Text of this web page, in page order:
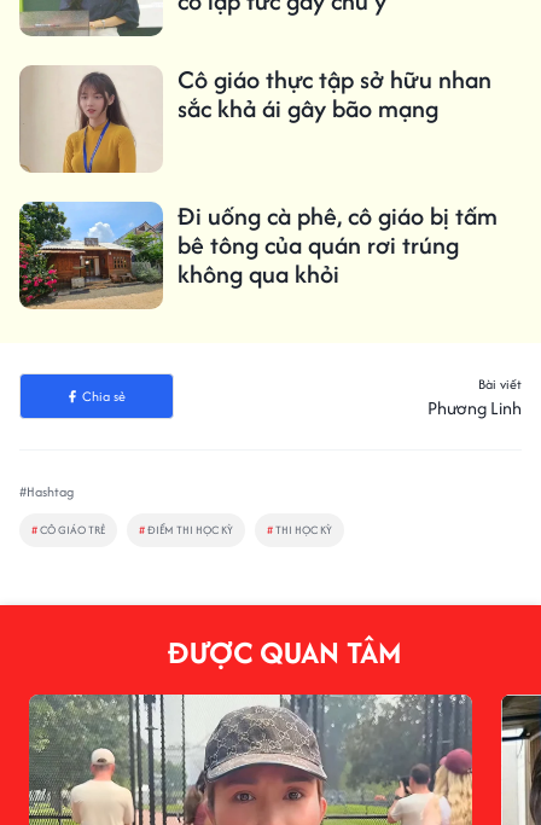
Cô giáo thực tập sở hữu nhan
sắc khả ái gây bão mạng
Đi uống cà phê, cô giáo bị tấm
bê tông của quán rơi trúng
không qua khỏi
Chia sẻ
Bài viết
Phương Linh
#Hashtag
#CÔ GIÁO TRẺ #ĐIỂM THI HỌC KỲ #THI HỌC KỲ
ĐƯỢC QUAN TÂM